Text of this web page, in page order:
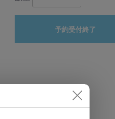
予約受付終了